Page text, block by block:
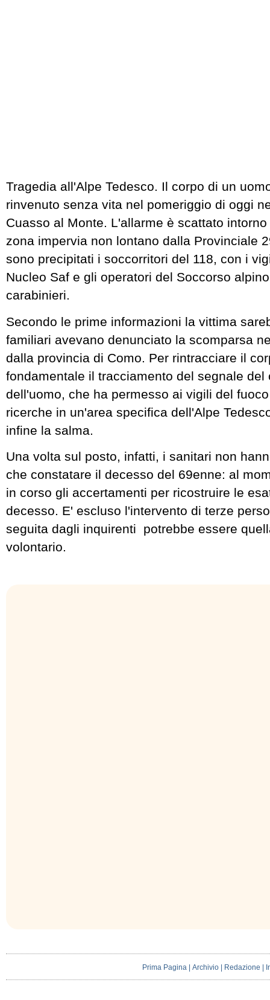
Tragedia all'Alpe Tedesco. Il corpo di un
rinvenuto senza vita nel pomeriggio di oggi
Cuasso al Monte. L'allarme è scattato
zona impervia non lontano dalla Provinciale
sono precipitati i soccorritori del 118, con i
Nucleo Saf e gli operatori del Soccorso
carabinieri.
Secondo le prime informazioni la vittima
familiari avevano denunciato la scomparsa
dalla provincia di Como. Per rintracciare il
fondamentale il tracciamento del segnale del
dell'uomo, che ha permesso ai vigili del
ricerche in un'area specifica dell'Alpe
infine la salma.
Una volta sul posto, infatti, i sanitari non
che constatare il decesso del 69enne: al
in corso gli accertamenti per ricostruire le
decesso. E' escluso l'intervento di terze
seguita dagli inquirenti potrebbe essere
volontario.
Prima Pagina |Archivio | Redazione |